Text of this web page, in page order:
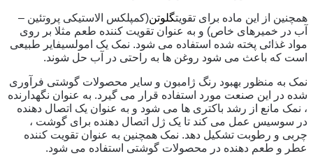
همچنین از این ماده برای تقویتگلوتن(کمپلکس الاستیکی پروتئین –
آب در خمیرهای خاص) و به عنوان تقویت کننده طعم مثلا بر روی
مواد غذائی پخته شده استفاده می شود. نمک یک امولسیفایر طبیعی
است که باعث می شود روغن ها به راحتی در آب حل شوند.
نمک به منظور بهبود رنگ ژامبون و سایر محصولات گوشتی فرآوری
شده در این صنعت مورد استفاده قرار می گیرد. به عنوان نگهدارنده
، نمک مانع از رشد باکتری ها می شود و به عنوان یک اتصال دهنده
در سوسیس عمل می کند تا یک ژل اتصال دهنده برای گوشت ،
چربی و رطوبت تشکیل دهد. نمک همچنین به عنوان تقویت کننده
عطر و طعم دهنده در محصولات گوشتی استفاده می شود.